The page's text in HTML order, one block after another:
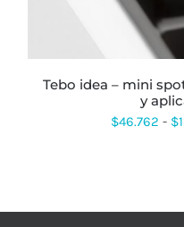
tebo idea – mini spot led integrado de embutir
y
$46.762 - $